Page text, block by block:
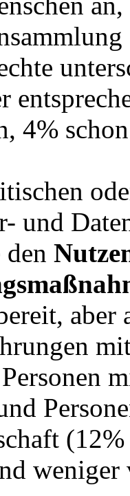
4%
und
den
aber